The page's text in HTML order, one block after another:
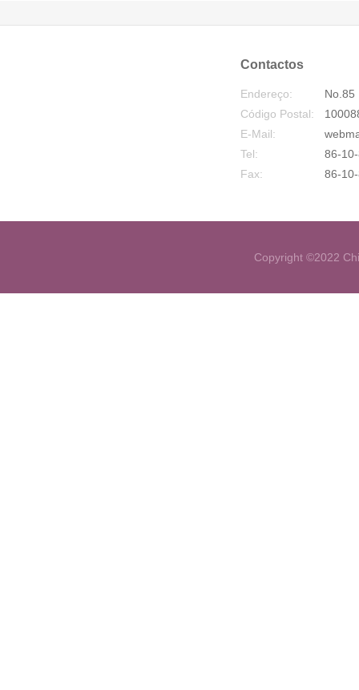
Contactos
Endereço:
No.85
Código Postal:
E-Mail:
Tel:
86-
Fax:
86-
Copyright ©2022